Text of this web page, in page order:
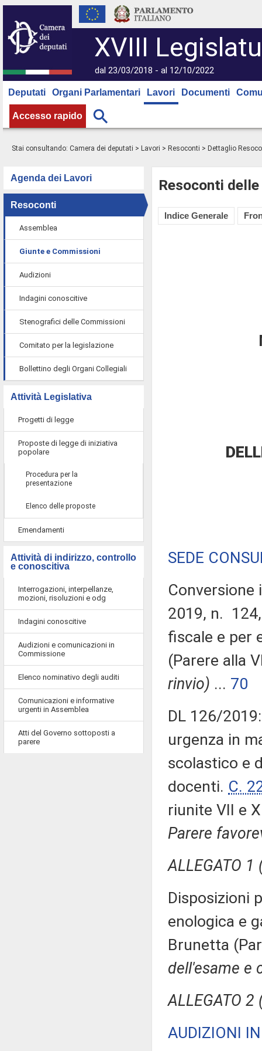
XVIII
dal 23/03/2018 - al 12/10/2022
Deputati Organi Parlamentari Lavori Documenti
Accesso rapido
Stai consultando: Camera dei deputati > Lavori > Resoconti > Dettaglio
Agenda dei Lavori
Resoconti
Assemblea
Giunte e Commissioni
Audizioni
Indagini conoscitive
Stenografici delle Commissioni
Comitato per la legislazione
Bollettino degli Organi Collegiali
Attività Legislativa
Progetti di legge
Proposte di legge di iniziativa
popolare
Procedura per la
presentazione
Elenco delle proposte
Emendamenti
Attività di indirizzo, controllo
e conoscitiva
Interrogazioni, interpellanze,
mozioni, risoluzioni e odg
Indagini conoscitive
Audizioni e comunicazioni in
Commissione
Elenco nominativo degli auditi
Comunicazioni e informative
urgenti in Assemblea
Atti del Governo sottoposti a
parere
Resoconti
Indice Generale
SEDE
Conversione
2019, n.
fiscale e per
(Parere alla
rinvio) ... 70
DL 126/
urgenza in
scolastico e
docenti. C.
riunite VII e
Parere
ALLEGATO
Disposizioni
enologica e
Brunetta
dell'esame e
ALLEGATO
AUDIZIONI